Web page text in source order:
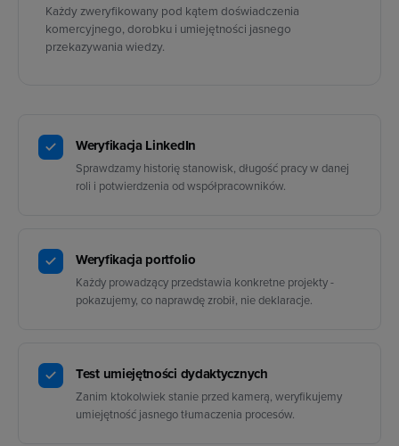
Każdy zweryfikowany pod kątem doświadczenia
komercyjnego, dorobku i umiejętności jasnego
przekazywania wiedzy.
Weryfikacja LinkedIn
Sprawdzamy historię stanowisk, długość pracy w danej
roli i potwierdzenia od współpracowników.
Weryfikacja portfolio
Każdy prowadzący przedstawia konkretne projekty -
pokazujemy, co naprawdę zrobił, nie deklaracje.
Test umiejętności dydaktycznych
Zanim ktokolwiek stanie przed kamerą, weryfikujemy
umiejętność jasnego tłumaczenia procesów.